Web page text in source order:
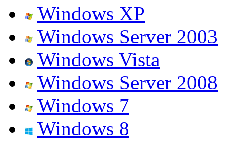
Windows XP
Windows Server 2003
Windows Vista
Windows Server 2008
Windows 7
Windows 8